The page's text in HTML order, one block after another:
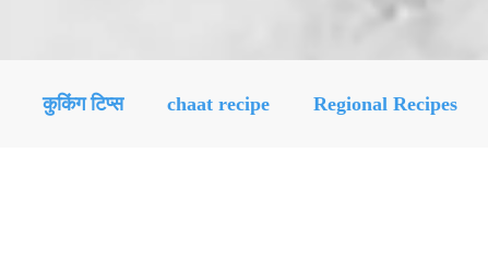
कुकिंग टिप्स chaat recipe Regional Recipes